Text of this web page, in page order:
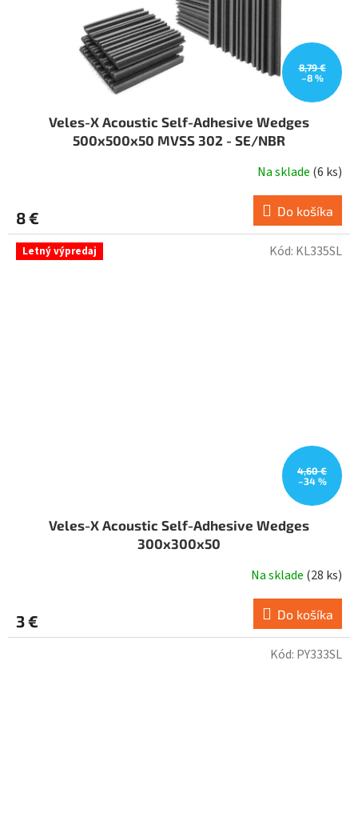
8,79 €
–8 %
Veles-X Acoustic Self-Adhesive Wedges
500x500x50 MVSS 302 - SE/NBR
Na sklade (6 ks)
8 € Do košíka
Letný výpredaj
4,60 €
–34 %
Veles-X Acoustic Self-Adhesive Wedges
300x300x50
Na sklade (28 ks)
3 € Do košíka
Kód: KL335SL
Kód: PY333SL